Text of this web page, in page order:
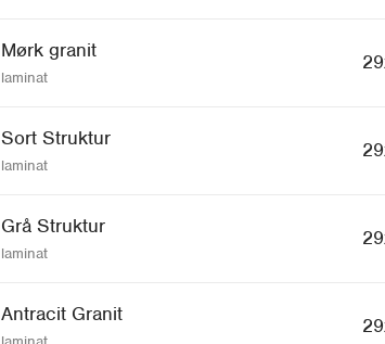
Mørk granit
laminat
Sort Struktur
laminat
Grå Struktur
laminat
Antracit Granit